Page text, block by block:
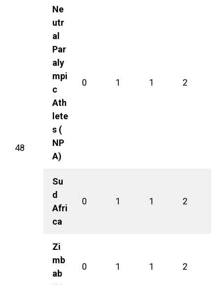
48
Ne
utr
al
Par
aly
mpi
c
Ath
lete
s (
NP
A)
0 1 1 2
Su
d
Afri
ca
0 1 1 2
Zi
mb
ab
0 1 1 2